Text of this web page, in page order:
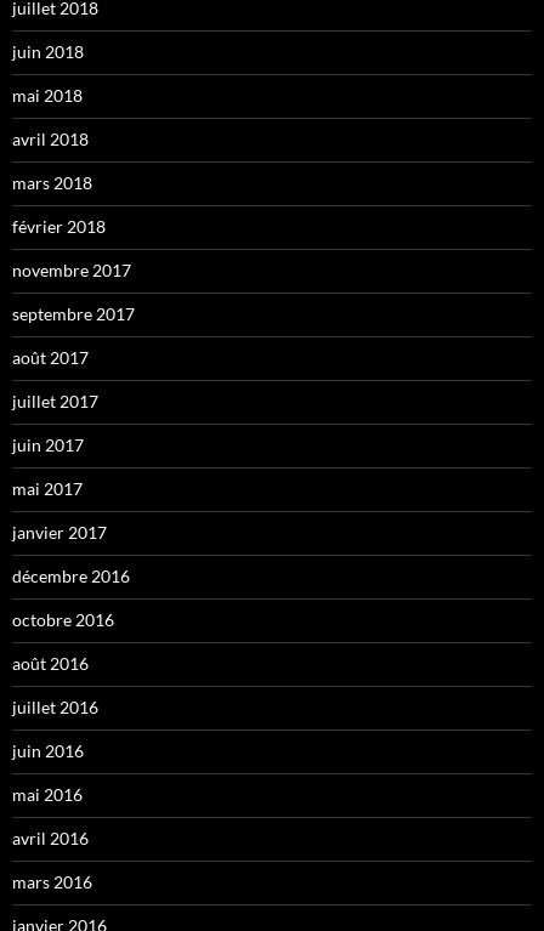
juillet 2018
juin 2018
mai 2018
avril 2018
mars 2018
février 2018
novembre 2017
septembre 2017
août 2017
juillet 2017
juin 2017
mai 2017
janvier 2017
décembre 2016
octobre 2016
août 2016
juillet 2016
juin 2016
mai 2016
avril 2016
mars 2016
janvier 2016